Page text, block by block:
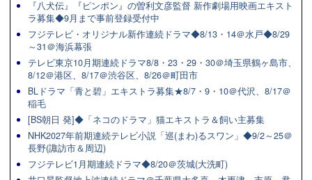
『八犬伝』『ピンポン』の曽利文彦監督 新作劇場用映画エキスト
ラ募集◆9月まで事前登録受付中
フジテレビ・オリジナル新作連続ドラマ◆8/13・14＠水戸◆8/29
～31＠海浜幕張
テレビ東京10月期連続ドラマ8/8・23・29・30＠埼玉県鶴ヶ島市、
8/12＠港区、8/17＠渋谷区、8/26＠町田市
BLドラマ「青と碧」エキストラ募集★8/7・9・10＠代沢、8/17＠
稲毛
[BS朝日 発]◆「ネコのドラマ」猫エキストラ＆飼い主募集
NHK2027年前期連続テレビ小説「巡(まわ)るスワン」◆9/2～25＠
長野(諏訪市＆周辺)
フジテレビ1月期連続ドラマ◆8/20＠茨城(大洗町)